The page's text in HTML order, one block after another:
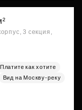
3 секция,
Платите как хотите
Вид на Москву-реку